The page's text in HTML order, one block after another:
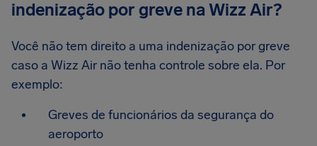
indenização por greve na Wizz Air?
Você não tem direito a uma indenização por greve
caso a Wizz Air não tenha controle sobre ela. Por
exemplo:
Greves de funcionários da segurança do
aeroporto